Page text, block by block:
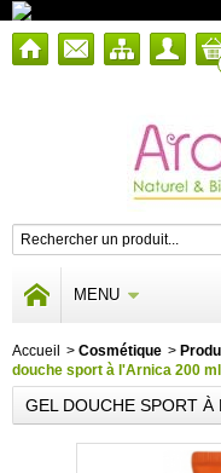
MENU
Accueil > Cosmétique >
douche sport à l'Arnica 200
GEL DOUCHE SPORT